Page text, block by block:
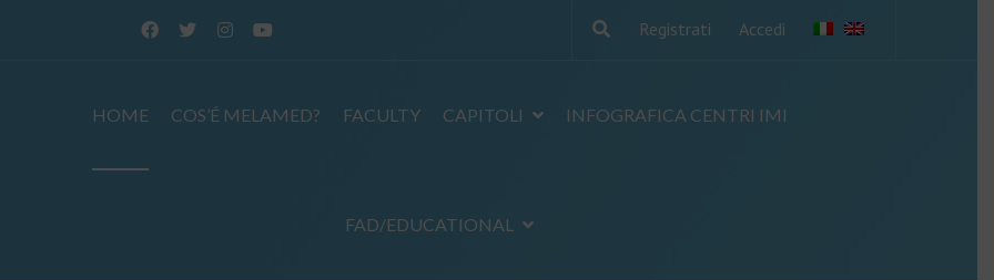
Registrati Accedi
HOME COS’É MELAMED? FACULTY CAPITOLI INFOGRAFICA CENTRI IMI
FAD/EDUCATIONAL